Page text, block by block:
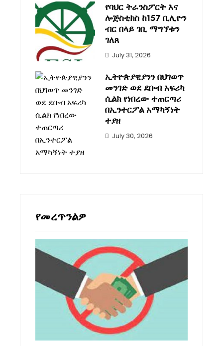
የባህር ትራንስፖርት እና
ሎጅስቲክስ ከ157 ቢሊዮን
ብር በላይ ገቢ ማግኘቱን
ገለጸ
July 31, 2026
ኢትዮጵያዊያንን በህገወጥ
መንገድ ወደ ደቡብ አፍሪካ
ሲልክ የነበረው ተጠርጣሪ
በኢንተርፖል አማካኝነት
ተያዘ
July 30, 2026
የመረጥንልዎ